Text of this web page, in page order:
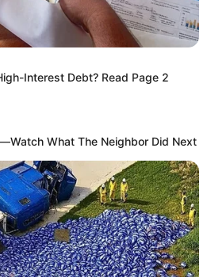
Their 40's To Perform Better
Interest Debt? Read Page 2
What The Neighbor Did Next